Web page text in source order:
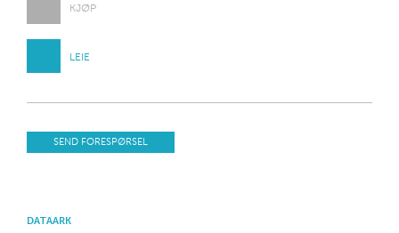
KJØP
LEIE
SEND FORESPØRSEL
DATAARK